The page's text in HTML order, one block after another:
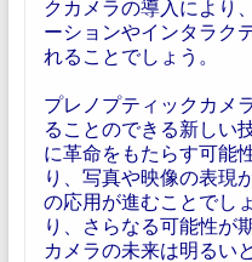
クカメラの導入により
ーションやインタラク
れることでしょう。
プレノプティックカメ
ることのできる新しい
に革命をもたらす可能
り、写真や映像の表現
の応用が進むことでし
り、さらなる可能性が
カメラの未来は明るい